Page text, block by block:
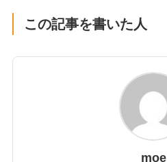
この記事を書いた人
moe